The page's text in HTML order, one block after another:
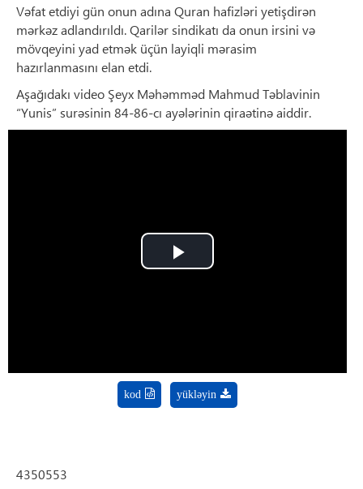
Vəfat etdiyi gün onun adına Quran hafizləri yetişdirən
mərkəz adlandırıldı. Qarilər sindikatı da onun irsini və
mövqeyini yad etmək üçün layiqli mərasim
hazırlanmasını elan etdi.
Aşağıdakı video Şeyx Məhəmməd Mahmud Təblavinin
“Yunis” surəsinin 84-86-cı ayələrinin qiraətinə aiddir.
Play
kod yükləyin
4350553